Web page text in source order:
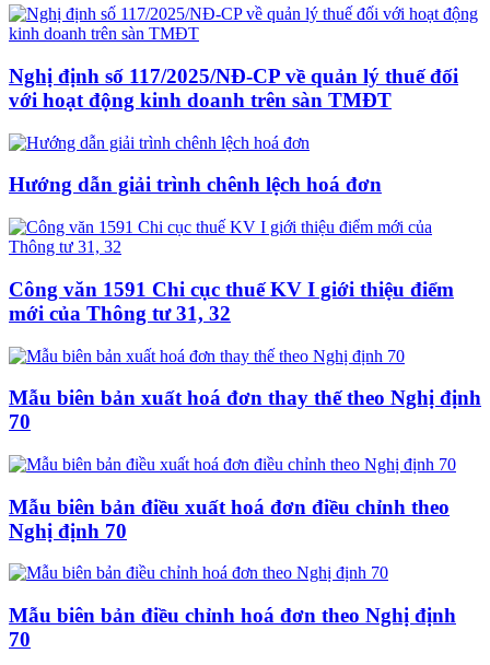
Nghị định số 117/2025/NĐ-CP về quản lý thuế đối
với hoạt động kinh doanh trên sàn TMĐT
Hướng dẫn giải trình chênh lệch hoá đơn
Công văn 1591 Chi cục thuế KV I giới thiệu điểm
mới của Thông tư 31, 32
Mẫu biên bản xuất hoá đơn thay thế theo Nghị định
70
Mẫu biên bản điều xuất hoá đơn điều chỉnh theo
Nghị định 70
Mẫu biên bản điều chỉnh hoá đơn theo Nghị định
70